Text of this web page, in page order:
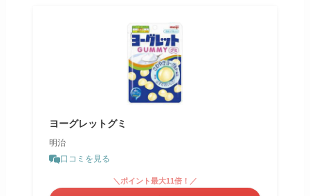
ヨーグレットグミ
明治
口コミを見る
＼ポイント最大11倍！／